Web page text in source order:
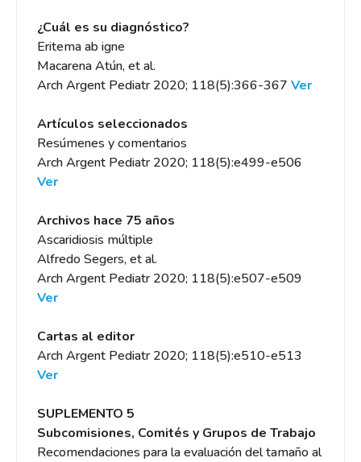
¿Cuál es su diagnóstico?
Eritema ab igne
Macarena Atún, et al.
Arch Argent Pediatr 2020; 118(5):366-367 Ver
Artículos seleccionados
Resúmenes y comentarios
Arch Argent Pediatr 2020; 118(5):e499-e506
Ver
Archivos hace 75 años
Ascaridiosis múltiple
Alfredo Segers, et al.
Arch Argent Pediatr 2020; 118(5):e507-e509
Ver
Cartas al editor
Arch Argent Pediatr 2020; 118(5):e510-e513
Ver
SUPLEMENTO 5
Subcomisiones, Comités y Grupos de Trabajo
Recomendaciones para la evaluación del tamaño al